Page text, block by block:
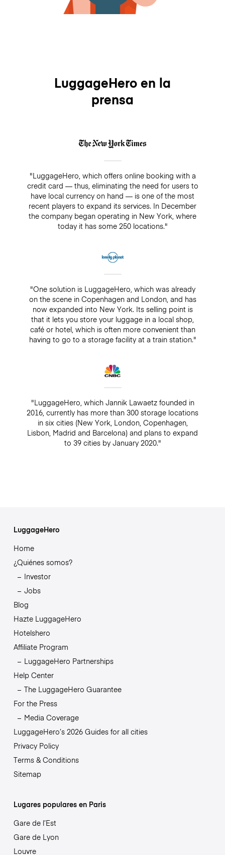
LuggageHero en la
prensa
"LuggageHero, which offers online booking with a
credit card — thus, eliminating the need for users to
have local currency on hand — is one of the most
recent players to expand its services. In December
the company began operating in New York, where
today it has some 250 locations."
"One solution is LuggageHero, which was already
on the scene in Copenhagen and London, and has
now expanded into New York. Its selling point is
that it lets you store your luggage in a local shop,
café or hotel, which is often more convenient than
having to go to a storage facility at a train station."
"LuggageHero, which Jannik Lawaetz founded in
2016, currently has more than 300 storage locations
in six cities (New York, London, Copenhagen,
Lisbon, Madrid and Barcelona) and plans to expand
to 39 cities by January 2020."
LuggageHero
Home
¿Quiénes somos?
Investor
Jobs
Blog
Hazte LuggageHero
Hotelshero
Affiliate Program
LuggageHero Partnerships
Help Center
The LuggageHero Guarantee
For the Press
Media Coverage
LuggageHero’s 2026 Guides for all cities
Privacy Policy
Terms & Conditions
Sitemap
Lugares populares en Paris
Gare de l’Est
Gare de Lyon
Louvre